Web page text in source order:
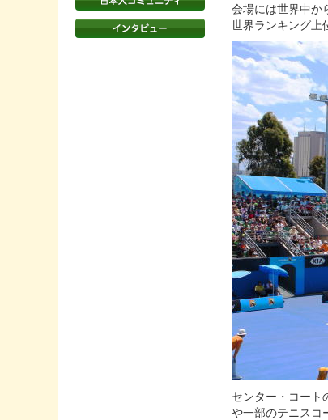
会場には世界中か
世界ランキング上
センター・コート
や一部のテニスコ